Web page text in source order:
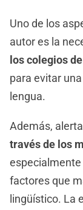
Uno de los
autor es la
los colegios
para evitar
lengua.
Además,
través de los
especialmente
factores que
lingüístico. La